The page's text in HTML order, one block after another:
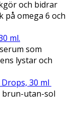
och bidrar
på omega 6 och
ml.
som
lystar och
30 ml
brun-utan-sol